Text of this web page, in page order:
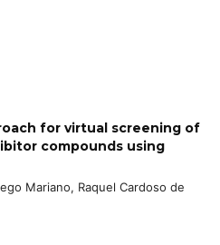
for virtual screening of
compounds using
Mariano, Raquel Cardoso de